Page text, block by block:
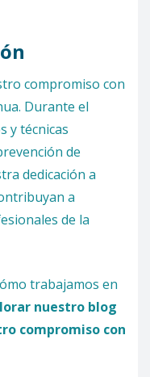
compromiso con
Durante el
y técnicas
de
dedicación a
a
de la
trabajamos en
nuestro blog
compromiso con